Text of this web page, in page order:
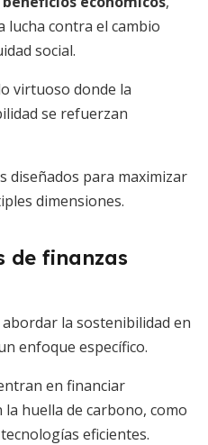
contra el cambio
social.
virtuoso donde la
se refuerzan
diseñados para maximizar
dimensiones.
de finanzas
la sostenibilidad en
enfoque específico.
en financiar
huella de carbono, como
eficientes.